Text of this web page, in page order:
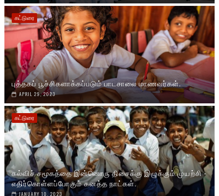
கட்டுரை
புத்தகப் பூச்சிகளாக்கப்படும் பாடசாலை மாணவர்கள்.
APRIL 29, 2023
கட்டுரை
கல்விச் சமூகத்தை இன்னொரு திசைக்கு இழுக்கும் முயற்சி -
எதிர்கொள்ளப்போகும் கனத்த நாட்கள்.
JANUARY 10, 2023